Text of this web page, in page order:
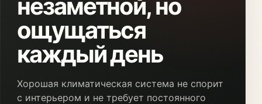
незаметной, но
ощущаться
каждый день
Хорошая климатическая система не спорит
с интерьером и не требует постоянного